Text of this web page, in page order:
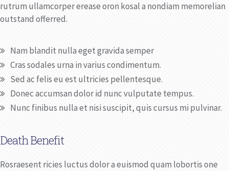
rutrum ullamcorper erease oron kosal a nondiam memorelian
outstand offerred.
Nam blandit nulla eget gravida semper
Cras sodales urna in varius condimentum.
Sed ac felis eu est ultricies pellentesque.
Donec accumsan dolor id nunc vulputate tempus.
Nunc finibus nulla et nisi suscipit, quis cursus mi pulvinar.
Death Benefit
Rosraesent ricies luctus dolor a euismod quam lobortis one